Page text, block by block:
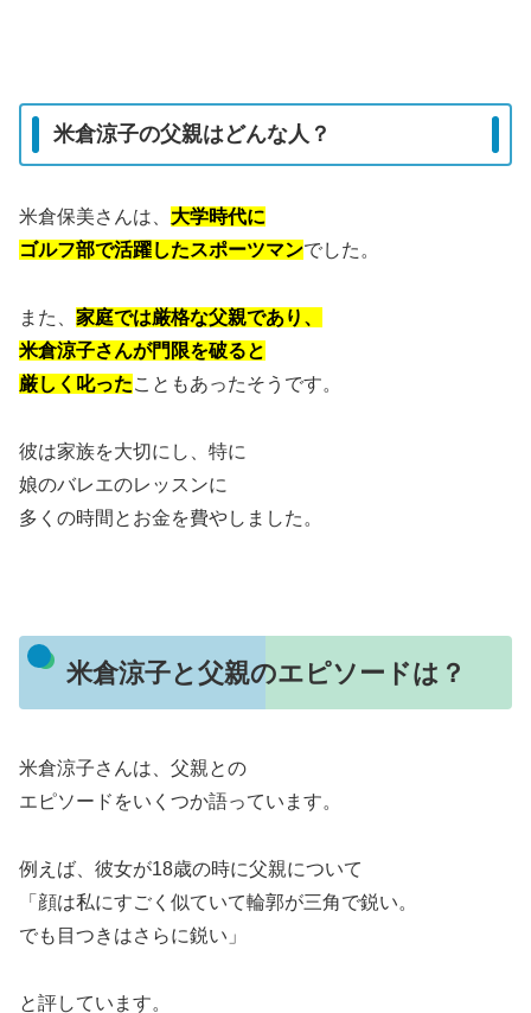
米倉涼子の父親はどんな人？
米倉保美さんは、 大学時代に
ゴルフ部で活躍したスポーツマンでした。
また、 家庭では厳格な父親であり、
米倉涼子さんが門限を破ると
厳しく叱ったこともあったそうです。
彼は家族を大切にし、特に
娘のバレエのレッスンに
多くの時間とお金を費やしました。
米倉涼子と父親のエピソードは？
米倉涼子さんは、父親との
エピソードをいくつか語っています。
例えば、彼女が18歳の時に父親について
「顔は私にすごく似ていて輪郭が三角で鋭い。
でも目つきはさらに鋭い」
と評しています。